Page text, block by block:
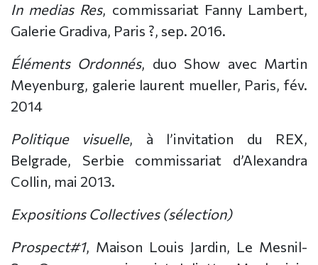
In medias Res, commissariat Fanny Lambert,
Galerie Gradiva, Paris ?, sep. 2016.
Éléments Ordonnés, duo Show avec Martin
Meyenburg, galerie laurent mueller, Paris, fév.
2014
Politique visuelle, à l’invitation du REX,
Belgrade, Serbie commissariat d’Alexandra
Collin, mai 2013.
Expositions Collectives (sélection)
Prospect#1, Maison Louis Jardin, Le Mesnil-